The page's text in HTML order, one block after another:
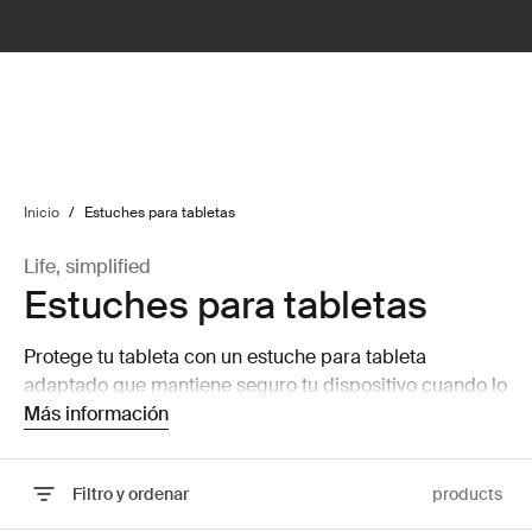
Inicio / Estuches para tabletas
Life, simplified
Estuches para tabletas
Protege tu tableta con un estuche para tableta
adaptado que mantiene seguro tu dispositivo cuando lo
utilizas o estás de viaje y funciona además como
Más información
Filtro y ordenar products